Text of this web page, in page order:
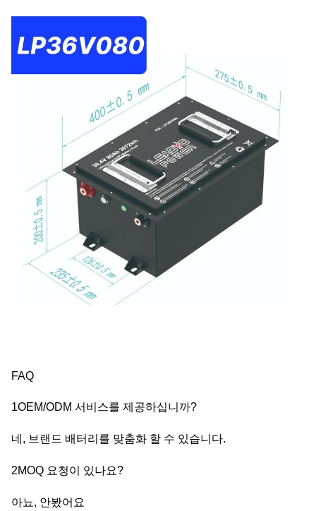
FAQ
1OEM/ODM 서비스를 제공하십니까?
네, 브랜드 배터리를 맞춤화 할 수 있습니다.
2MOQ 요청이 있나요?
아뇨, 안봤어요